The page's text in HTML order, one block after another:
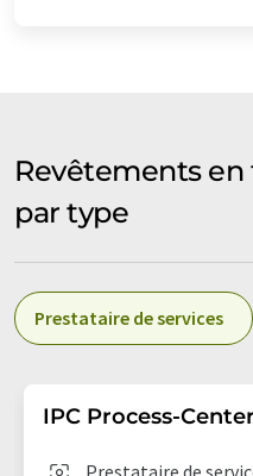
Revêtements
par type
Prestataire de services
IPC Process-
Prestataire de